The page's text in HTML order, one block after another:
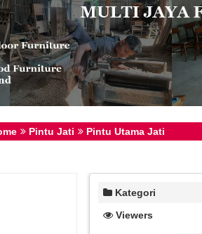
Pintu Jati Pintu Utama Jati
Kategori
Viewers